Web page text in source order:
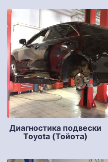
Диагностика подвески
Toyota (Тойота)